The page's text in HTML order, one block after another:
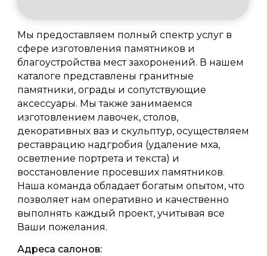
Мы предоставляем полный спектр услуг в
сфере изготовления памятников и
благоустройства мест захоронений. В нашем
каталоге представлены гранитные
памятники, ограды и сопутствующие
аксессуары. Мы также занимаемся
изготовлением лавочек, столов,
декоративных ваз и скульптур, осуществляем
реставрацию надгробия (удаление мха,
осветление портрета и текста) и
восстановление просевших памятников.
Наша команда обладает богатым опытом, что
позволяет нам оперативно и качественно
выполнять каждый проект, учитывая все
Ваши пожелания.
Адреса салонов: